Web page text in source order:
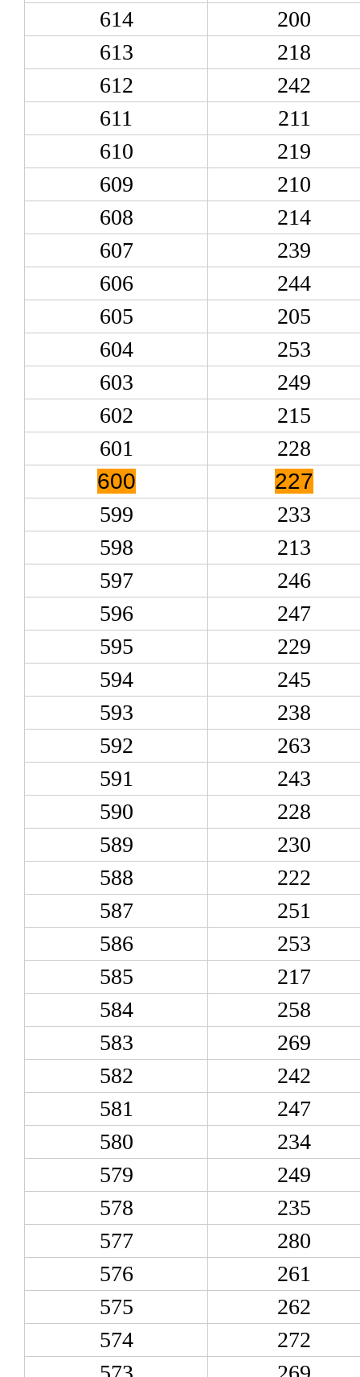
614
200
613
218
612
242
611
211
610
219
609
210
608
214
607
239
606
244
605
205
604
253
603
249
602
215
601
228
600
227
599
233
598
213
597
246
596
247
595
229
594
245
593
238
592
263
591
243
590
228
589
230
588
222
587
251
586
253
585
217
584
258
583
269
582
242
581
247
580
234
579
249
578
235
577
280
576
261
575
262
574
272